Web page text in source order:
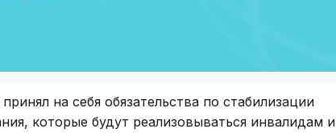
на себя обязательства по стабилизации
которые будут реализовываться инвалидам и